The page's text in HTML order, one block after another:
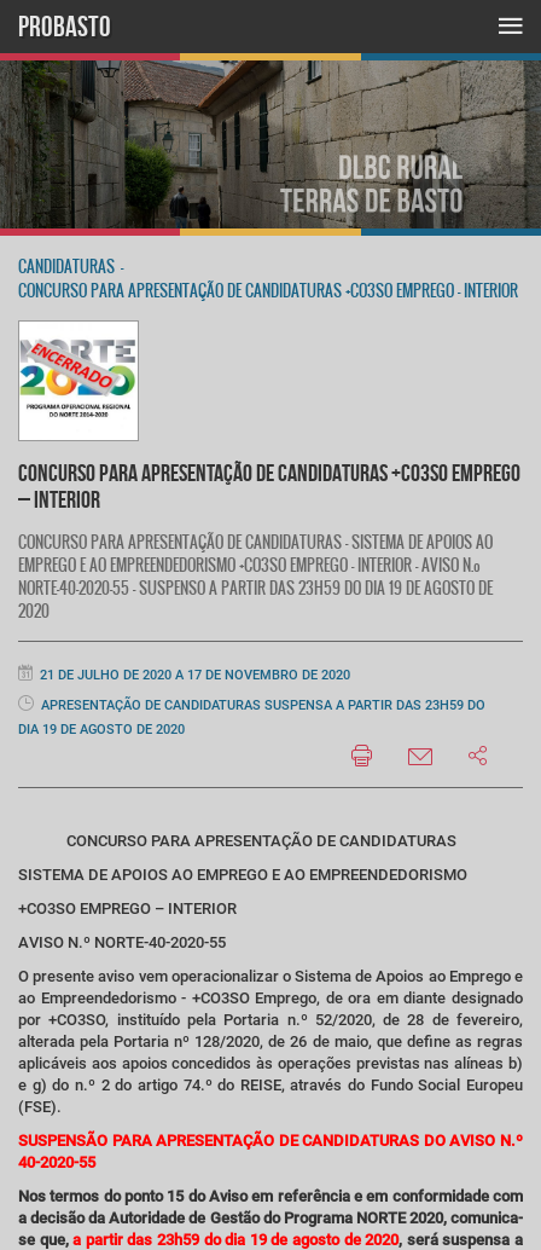
PROBASTO
CANDIDATURAS -
CONCURSO PARA APRESENTAÇÃO DE CANDIDATURAS +CO3SO EMPREGO – INTERIOR
CONCURSO PARA APRESENTAÇÃO DE CANDIDATURAS +CO3SO EMPREGO
– INTERIOR
CONCURSO PARA APRESENTAÇÃO DE CANDIDATURAS - SISTEMA DE APOIOS AO
EMPREGO E AO EMPREENDEDORISMO +CO3SO EMPREGO – INTERIOR - AVISO N.º
NORTE-40-2020-55 - SUSPENSO A PARTIR DAS 23H59 DO DIA 19 DE AGOSTO DE
2020
21 DE JULHO DE 2020 A 17 DE NOVEMBRO DE 2020
APRESENTAÇÃO DE CANDIDATURAS SUSPENSA A PARTIR DAS 23H59 DO
DIA 19 DE AGOSTO DE 2020
CONCURSO PARA APRESENTAÇÃO DE CANDIDATURAS
SISTEMA DE APOIOS AO EMPREGO E AO EMPREENDEDORISMO
+CO3SO EMPREGO – INTERIOR
AVISO N.º NORTE-40-2020-55
O presente aviso vem operacionalizar o Sistema de Apoios ao Emprego e
ao Empreendedorismo - +CO3SO Emprego, de ora em diante designado
por +CO3SO, instituído pela Portaria n.º 52/2020, de 28 de fevereiro,
alterada pela Portaria nº 128/2020, de 26 de maio, que define as regras
aplicáveis aos apoios concedidos às operações previstas nas alíneas b)
e g) do n.º 2 do artigo 74.º do REISE, através do Fundo Social Europeu
(FSE).
SUSPENSÃO PARA APRESENTAÇÃO DE CANDIDATURAS DO AVISO N.º
40-2020-55
Nos termos do ponto 15 do Aviso em referência e em conformidade com
a decisão da Autoridade de Gestão do Programa NORTE 2020, comunica-
se que,a partir das 23h59 do dia 19 de agosto de 2020, será suspensa a